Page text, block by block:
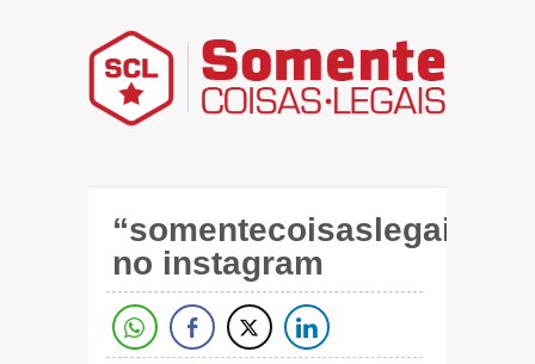
“somentecoisaslegais”
no instagram